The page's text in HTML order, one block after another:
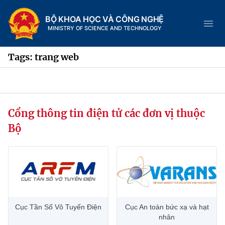
BỘ KHOA HỌC VÀ CÔNG NGHỆ
MINISTRY OF SCIENCE AND TECHNOLOGY
Trang chủ
Chức năng nhiệm vụ
Tin tức sự kiện
Hệ thống văn bản
Tags: trang web
Cổng thông tin điện tử các đơn vị thuộc
Bộ
Cục Tần Số Vô Tuyến Điện
Cục An toàn bức xạ và hạt
nhân